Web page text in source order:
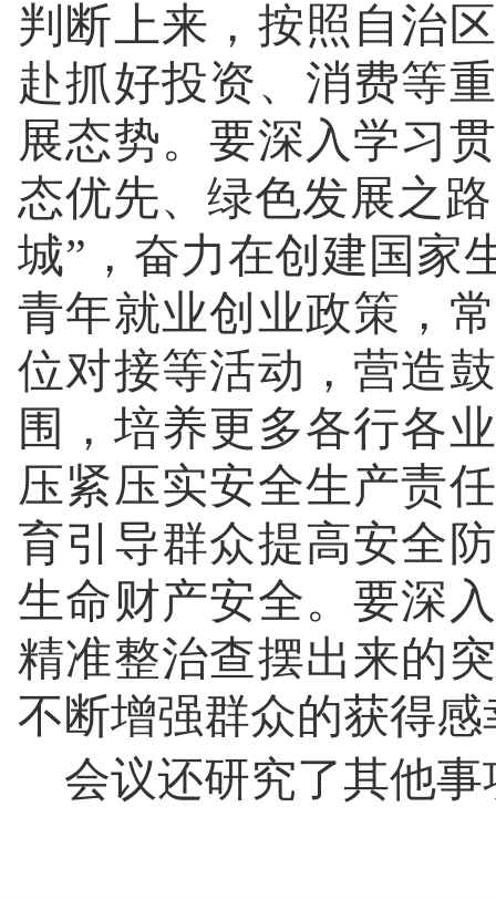
判断上来，按照自治
赴抓好投资、消费等
展态势。要深入学习
态优先、绿色发展之
城”，奋力在创建国家
青年就业创业政策，
位对接等活动，营造
围，培养更多各行各
压紧压实安全生产责
育引导群众提高安全
生命财产安全。要深
精准整治查摆出来的
不断增强群众的获得
会议还研究了其他事